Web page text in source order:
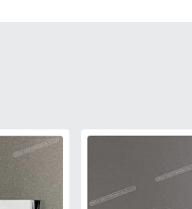
integración perfecta con la
560754008